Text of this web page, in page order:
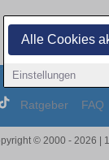
Alle Cookies
Einstellungen
Ratgeber FAQ
© 2000 - 2026 |